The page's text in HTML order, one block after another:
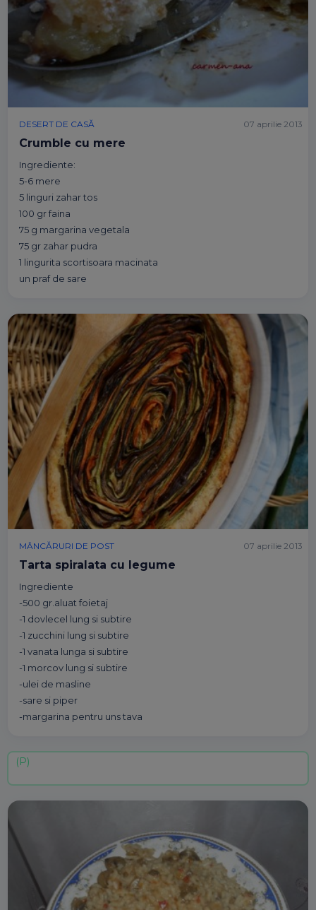
DESERT DE CASĂ
Crumble cu mere
Ingrediente:
5-6 mere
5 linguri zahar tos
100 gr faina
75 g margarina vegetala
75 gr zahar pudra
1 lingurita scortisoara macinata
un praf de sare
07 aprilie 2013
MÂNCĂRURI DE POST
Tarta spiralata cu legume
Ingrediente
-500 gr.aluat foietaj
-1 dovlecel lung si subtire
-1 zucchini lung si subtire
-1 vanata lunga si subtire
-1 morcov lung si subtire
-ulei de masline
-sare si piper
-margarina pentru uns tava
07 aprilie 2013